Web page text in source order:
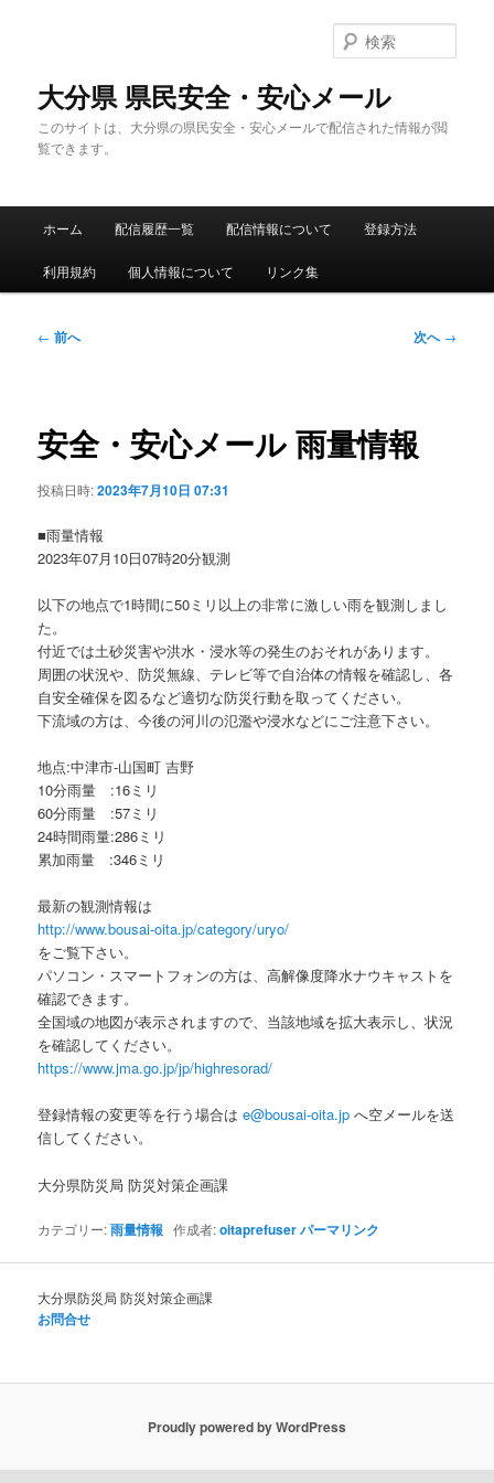
大分県 県民安全・安心メール
このサイトは、大分県の県民安全・安心メールで配信された情報が閲
覧できます。
索
メ
ホーム 配信履歴一覧 配信情報について 登録方法
利用規約 個人情報について リンク集
投
ゲ
ー
ョ
← 前へ 次へ→
安全・安心メール 雨量情報
投稿日時:2023年7月10日 07:31
■雨量情報
2023年07月10日07時20分観測
以下の地点で1時間に50ミリ以上の非常に激しい雨を観測しまし
た。
付近では土砂災害や洪水・浸水等の発生のおそれがあります。
周囲の状況や、防災無線、テレビ等で自治体の情報を確認し、各
自安全確保を図るなど適切な防災行動を取ってください。
下流域の方は、今後の河川の氾濫や浸水などにご注意下さい。
地点:中津市-山国町 吉野
10分雨量 :16ミリ
60分雨量 :57ミリ
24時間雨量:286ミリ
累加雨量 :346ミリ
最新の観測情報は
http://www.bousai-oita.jp/category/uryo/
をご覧下さい。
パソコン・スマートフォンの方は、高解像度降水ナウキャストを
確認できます。
全国域の地図が表示されますので、当該地域を拡大表示し、状況
を確認してください。
https://www.jma.go.jp/jp/highresorad/
登録情報の変更等を行う場合はe@bousai-oita.jp へ空メールを送
信してください。
大分県防災局 防災対策企画課
カテゴリー:雨量情報 作成者:oitaprefuserパーマリンク
大分県防災局 防災対策企画課
お問合せ
Proudly powered by WordPress